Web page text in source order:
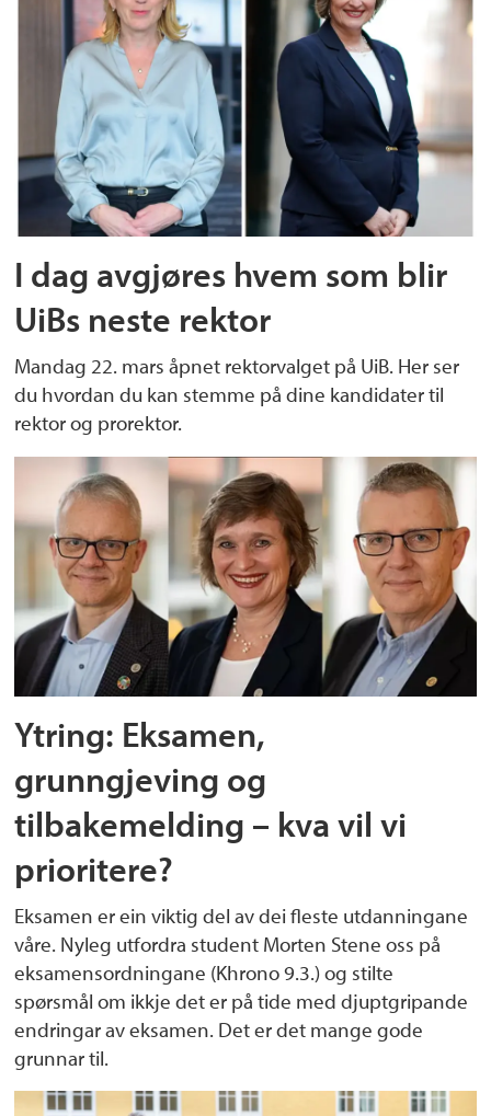
I dag avgjøres hvem som blir
UiBs neste rektor
Mandag 22. mars åpnet rektorvalget på UiB. Her ser
du hvordan du kan stemme på dine kandidater til
rektor og prorektor.
Ytring: Eksamen,
grunngjeving og
tilbakemelding – kva vil vi
prioritere?
Eksamen er ein viktig del av dei fleste utdanningane
våre. Nyleg utfordra student Morten Stene oss på
eksamensordningane (Khrono 9.3.) og stilte
spørsmål om ikkje det er på tide med djuptgripande
endringar av eksamen. Det er det mange gode
grunnar til.